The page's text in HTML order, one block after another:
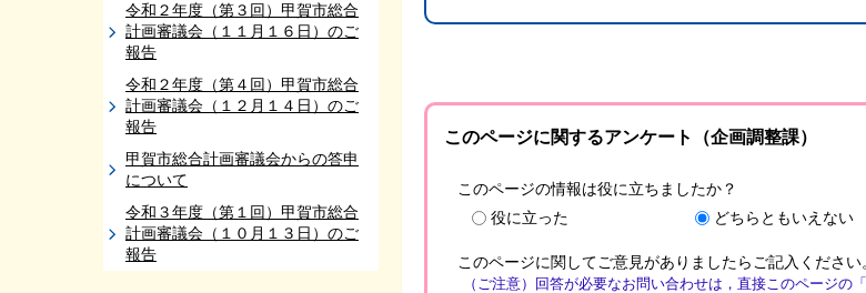
令和２年度（第３回）甲賀市総合
計画審議会（１１月１６日）のご
報告
令和２年度（第４回）甲賀市総合
計画審議会（１２月１４日）のご
報告
甲賀市総合計画審議会からの答申
について
令和３年度（第１回）甲賀市総合
計画審議会（１０月１３日）のご
報告
このページに関するアンケート（企画調整課）
このページの情報は役に立ちましたか？
役に立った
どちらともいえない
このページに関してご意見がありましたらご記入ください
（ご注意）回答が必要なお問い合わせは，直接このページ